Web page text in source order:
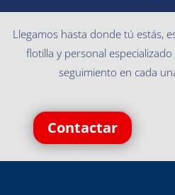
Llegamos hasta donde tú estás,
flotilla y personal
seguimiento en cada
Contactar